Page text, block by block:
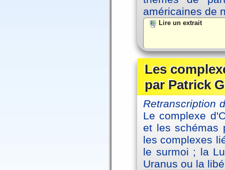
américaines de
Lire un extrait
Les
par Patrick
Retranscription
Le complexe
et les schémas
les complexes
le surmoi ; la
Uranus ou la